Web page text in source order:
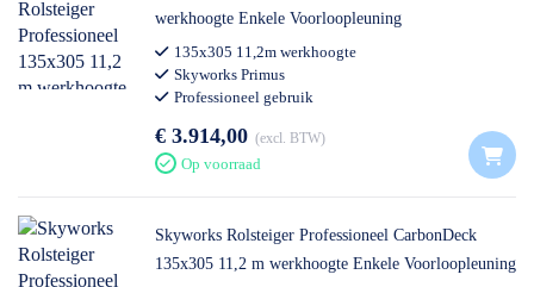
werkhoogte Enkele Voorloopleuning
135x305 11,2m werkhoogte
Skyworks Primus
Professioneel gebruik
€ 3.914,00 excl. BTW
Op voorraad
Skyworks Rolsteiger Professioneel CarbonDeck
135x305 11,2 m werkhoogte Enkele Voorloopleuning